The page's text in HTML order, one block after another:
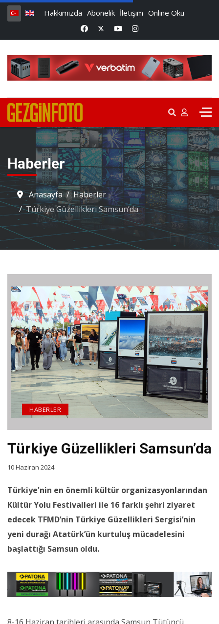
Hakkımızda Abonelik İletişim Online Oku
Haberler
Anasayfa
Haberler
Türkiye Güzellikleri Samsun’da
Türkiye Güzellikleri Samsun’da
HABERLER
10 Haziran 2024
Türkiye'nin en önemli kültür organizasyonlarından
Kültür Yolu Festivalleri ile 16 farklı şehri ziyaret
edecek TFMD’nin Türkiye Güzellikleri Sergisi’nin
yeni durağı Atatürk’ün kurtuluş mücadelesini
başlattığı Samsun oldu.